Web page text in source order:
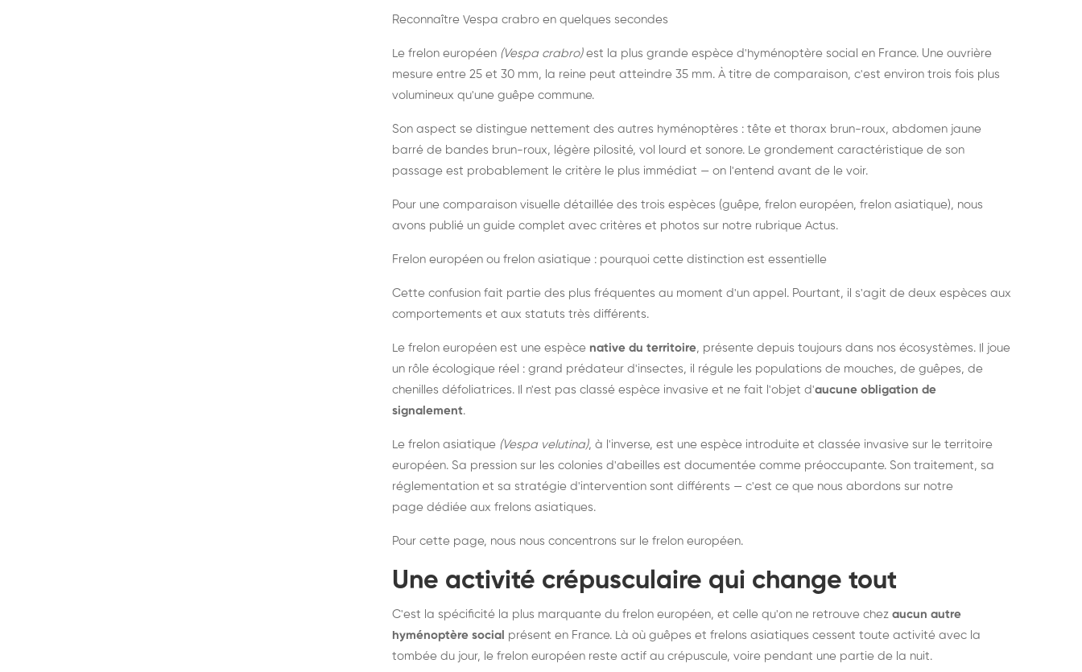
Reconnaître Vespa crabro en quelques secondes
Le frelon européen (Vespa crabro)est la plus grande espèce d'hyménoptère social en France. Une ouvrière
mesure entre 25 et 30 mm, la reine peut atteindre 35 mm. À titre de comparaison, c'est environ trois fois plus
volumineux qu'une guêpe commune.
Son aspect se distingue nettement des autres hyménoptères : tête et thorax brun-roux, abdomen jaune
barré de bandes brun-roux, légère pilosité, vol lourd et sonore. Le grondement caractéristique de son
passage est probablement le critère le plus immédiat — on l'entend avant de le voir.
Pour une comparaison visuelle détaillée des trois espèces (guêpe, frelon européen, frelon asiatique), nous
avons publié un guide complet avec critères et photos sur notre rubrique Actus.
Frelon européen ou frelon asiatique : pourquoi cette distinction est essentielle
Cette confusion fait partie des plus fréquentes au moment d'un appel. Pourtant, il s'agit de deux espèces aux
comportements et aux statuts très différents.
Le frelon européen est une espèce native du territoire, présente depuis toujours dans nos écosystèmes. Il joue
un rôle écologique réel : grand prédateur d'insectes, il régule les populations de mouches, de guêpes, de
chenilles défoliatrices. Il n'est pas classé espèce invasive et ne fait l'objet d'aucune obligation de
signalement.
Le frelon asiatique (Vespa velutina), à l'inverse, est une espèce introduite et classée invasive sur le territoire
européen. Sa pression sur les colonies d'abeilles est documentée comme préoccupante. Son traitement, sa
réglementation et sa stratégie d'intervention sont différents — c'est ce que nous abordons sur notre
page dédiée aux frelons asiatiques.
Pour cette page, nous nous concentrons sur le frelon européen.
Une activité crépusculaire qui change tout
C'est la spécificité la plus marquante du frelon européen, et celle qu'on ne retrouve chez aucun autre
hyménoptère social présent en France. Là où guêpes et frelons asiatiques cessent toute activité avec la
tombée du jour, le frelon européen reste actif au crépuscule, voire pendant une partie de la nuit.